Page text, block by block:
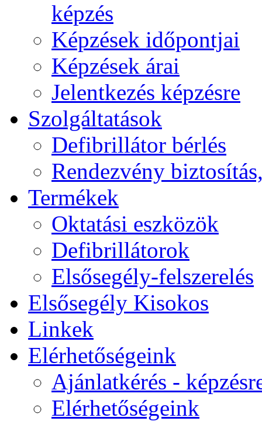
képzés
Képzések időpontjai
Képzések árai
Jelentkezés képzésre
Szolgáltatások
Defibrillátor bérlés
Rendezvény
Termékek
Oktatási eszközök
Defibrillátorok
Elsősegély-felszerelés
Elsősegély Kisokos
Linkek
Elérhetőségeink
Ajánlatkérés -
Elérhetőségeink